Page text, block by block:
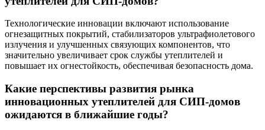
Технологические инновации включают использование
огнезащитных покрытий, стабилизаторов ультрафиолетового
излучения и улучшенных связующих компонентов, что
значительно увеличивает срок службы утеплителей и
повышает их огнестойкость, обеспечивая безопасность дома.
Какие перспективы развития рынка
инновационных утеплителей для СИП-домов
ожидаются в ближайшие годы?